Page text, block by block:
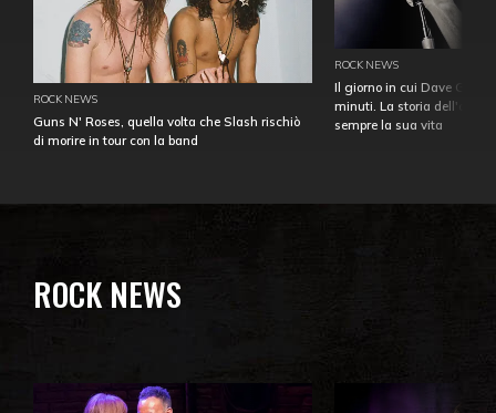
ROCK NEWS
Guns N' Roses, quella volta che Slash rischiò
di morire in tour con la band
ROCK NEWS
Il giorno in cui Dave
minuti. La storia
sempre la sua vita
ROCK NEWS